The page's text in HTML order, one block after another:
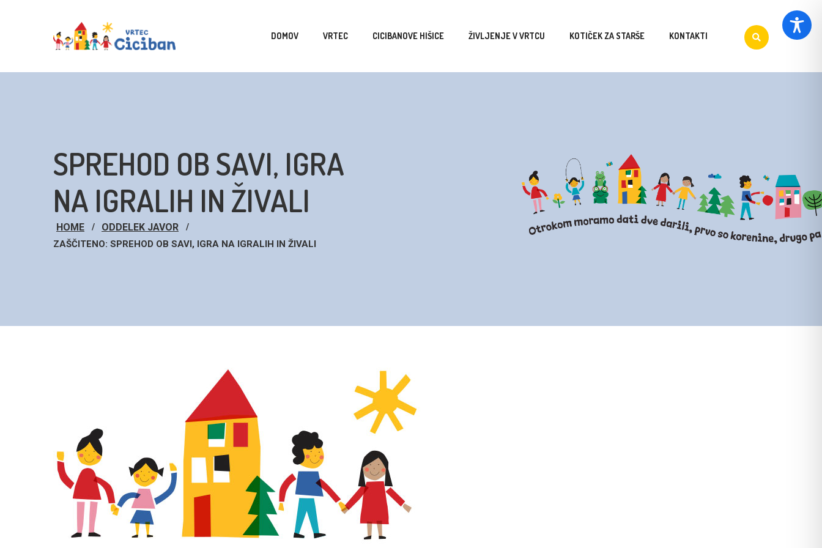
DOMOV VRTEC CICIBANOVE HIŠICE ŽIVLJENJE V VRTCU KOTIČEK ZA STARŠE KONTAKTI
SPREHOD OB SAVI, IGRA
NA IGRALIH IN ŽIVALI
HOME ODDELEK JAVOR
ZAŠČITENO: SPREHOD OB SAVI, IGRA NA IGRALIH IN ŽIVALI